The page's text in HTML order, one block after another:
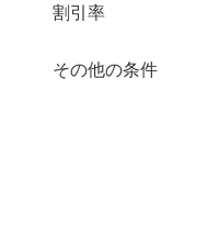
シューズ・靴
インナー・ルームウェア
クリア
絞り込み
割引率
％OFF～
その他の条件